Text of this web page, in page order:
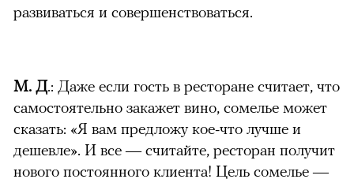
развиваться и совершенствоваться.
М. Д.: Даже если гость в ресторане считает, что
самостоятельно закажет вино, сомелье может
сказать: «Я вам предложу кое-что лучше и
дешевле». И все — считайте, ресторан получит
нового постоянного клиента! Цель сомелье —